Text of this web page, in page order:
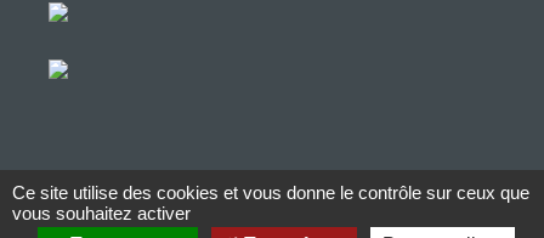
© Copyright Aucop – 2022
Ce site utilise des cookies et vous donne le contrôle sur ceux que
vous souhaitez activer